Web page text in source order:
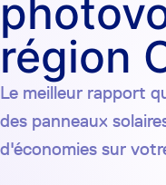
région
Le meilleur rapport
des panneaux
d'économies sur